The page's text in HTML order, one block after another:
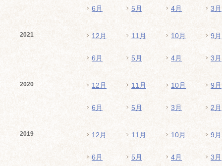
6月 5月 4月 3月
2021 12月 11月 10月 9月
6月 5月 4月 3月
2020 12月 11月 10月 9月
6月 5月 3月 2月
2019 12月 11月 10月 9月
6月 5月 4月 3月